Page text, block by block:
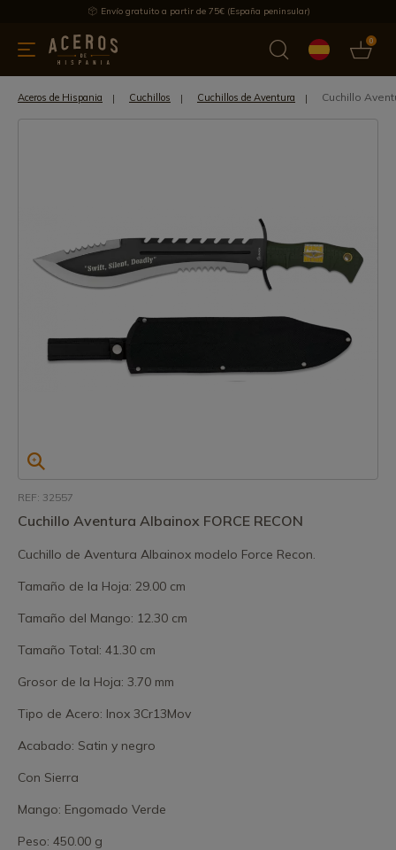
Envío gratuito a partir de 75€ (España peninsular)
0
menaje Ofertas Ultimas novedades Los más vendidos
Aceros de Hispania Cuchillos Cuchillos de Aventura Cuchillo
REF: 32557
Cuchillo Aventura Albainox FORCE RECON
Cuchillo de Aventura Albainox modelo Force Recon.
Tamaño de la Hoja: 29.00 cm
Tamaño del Mango: 12.30 cm
Tamaño Total: 41.30 cm
Grosor de la Hoja: 3.70 mm
Tipo de Acero: Inox 3Cr13Mov
Acabado: Satin y negro
Con Sierra
Mango: Engomado Verde
Peso: 450.00 g